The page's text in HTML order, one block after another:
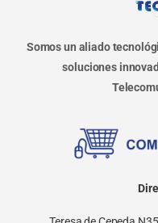
Somos un aliado
soluciones